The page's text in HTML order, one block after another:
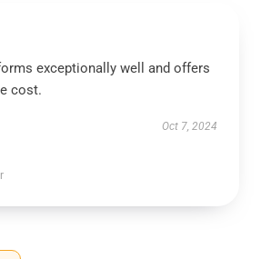
exceptionally well and offers
cost.
Oct 7, 2024